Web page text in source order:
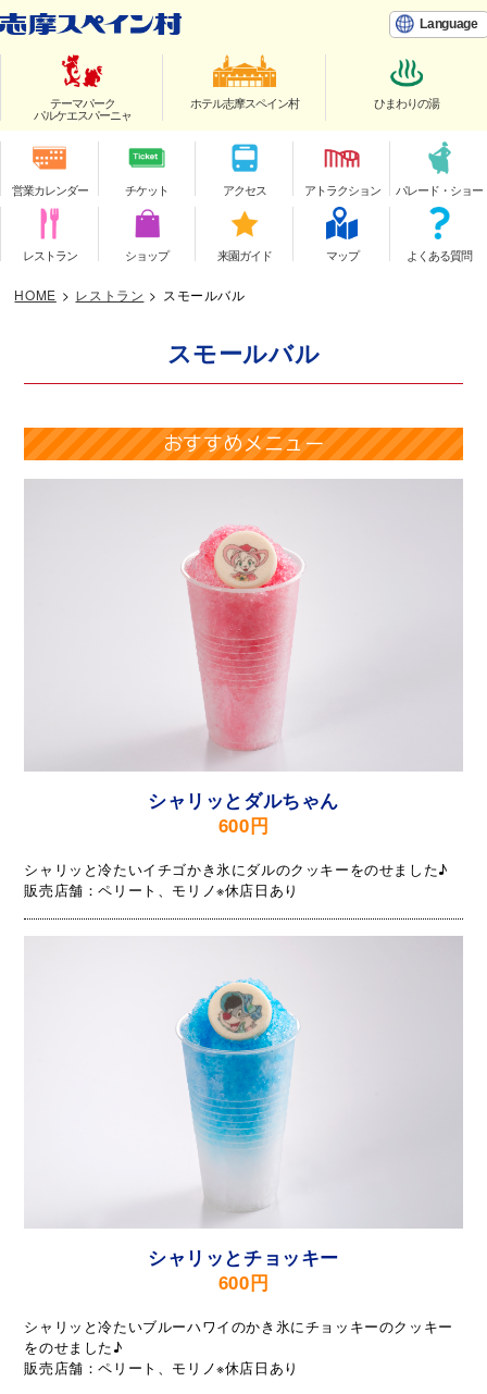
Language
テーマパーク
パルケエスパーニャ
ホテル志摩スペイン村 ひまわりの湯
営業カレンダー チケット アクセス アトラクション パレード・ショー
レストラン ショップ 来園ガイド マップ よくある質問
HOME > レストラン > スモールバル
スモールバル
おすすめメニュー
シャリッとダルちゃん
600円
シャリッと冷たいイチゴかき氷にダルのクッキーをのせました♪
販売店舗：ペリート、モリノ※休店日あり
シャリッとチョッキー
600円
シャリッと冷たいブルーハワイのかき氷にチョッキーのクッキー
をのせました♪
販売店舗：ペリート、モリノ※休店日あり